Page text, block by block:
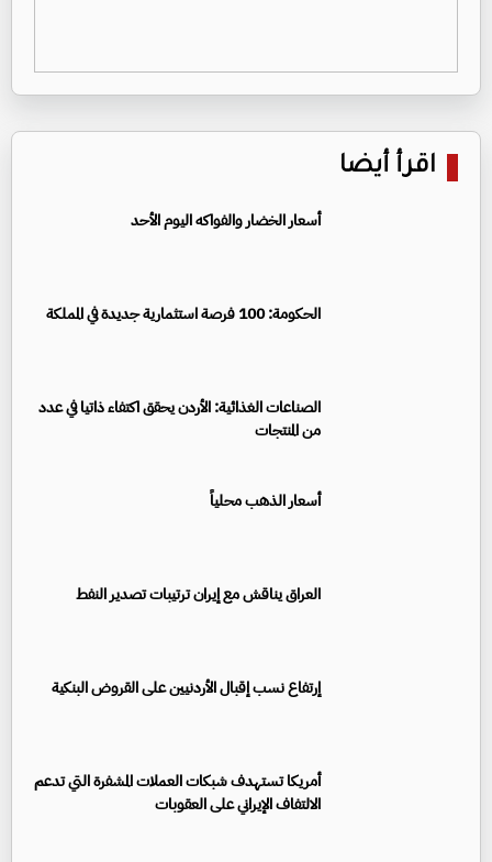
اقرأ أيضا
أسعار الخضار والفواكه اليوم الأحد
الحكومة: 100 فرصة استثمارية جديدة في المملكة
الصناعات الغذائية: الأردن يحقق اكتفاء ذاتيا في عدد
من المنتجات
أسعار الذهب محلياً
العراق يناقش مع إيران ترتيبات تصدير النفط
إرتفاع نسب إقبال الأردنيين على القروض البنكية
أمريكا تستهدف شبكات العملات المشفرة التي تدعم
الالتفاف الإيراني على العقوبات